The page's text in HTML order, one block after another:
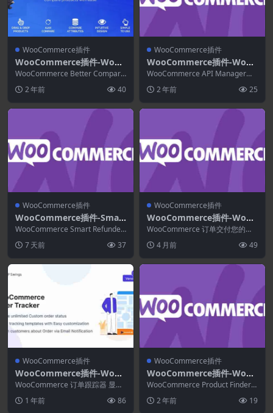
WooCommerce插件
WooCommerce插件-WooC
ommerce Better Compare
1.6.4
WooCommerce Better Compare
2 年前 40
WooCommerce插件
WooCommerce插件-WooC
ommerce API Manager 3.
3.2
WooCommerce API Manager将
2 年前 25
WooCommerce插件
WooCommerce插件-Smart
Refunder for WooComme
rce 2.6.0
WooCommerce Smart Refunder
7 天前 37
WooCommerce插件
WooCommerce插件-WooC
ommerce Order Delivery
4.0.0
WooCommerce 订单交付您的客
获得有关包裹...
4 月前 49
WooCommerce插件
WooCommerce插件-WooC
ommerce Order Tracker 2.
2.2–自定义订单状态.跟踪模
板和订单电子邮件通知
WooCommerce 订单跟踪器 显示
带有交互式图形的订单状态，并允
许客户跟踪...
1 年前 86
WooCommerce插件
WooCommerce插件-WooC
ommerce Product Finder
1.4.1
WooCommerce Product Finder
扩展使您能够向网站添加深入...
2 年前 19